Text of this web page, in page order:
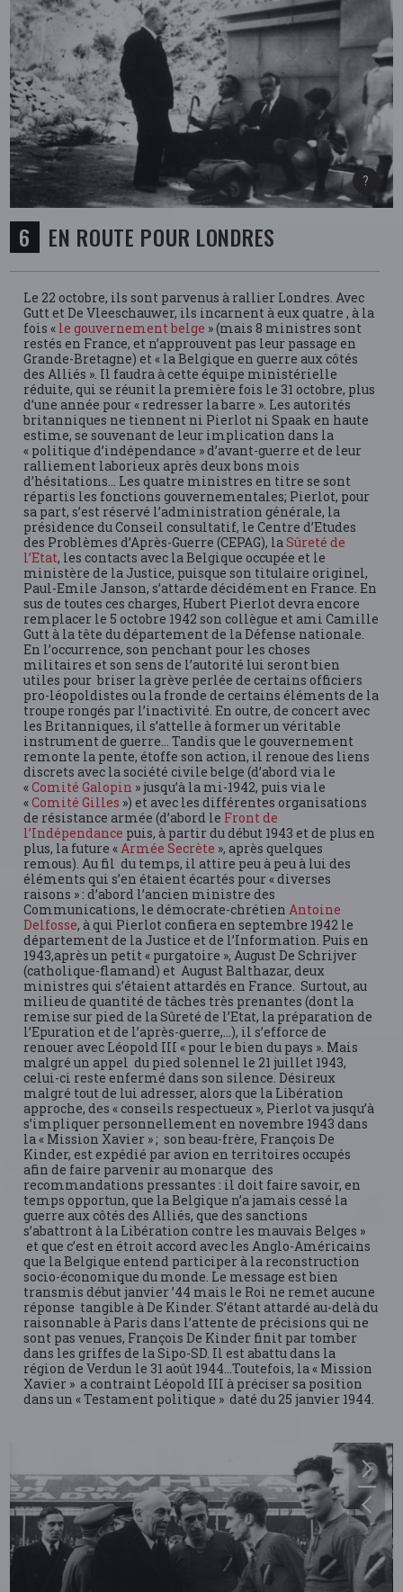
EN ROUTE POUR LONDRES
Le 22 octobre, ils sont parvenus à rallier Londres. Avec
Gutt et De Vleeschauwer, ils incarnent à eux quatre , à la
fois « le gouvernement belge » (mais 8 ministres sont
restés en France, et n’approuvent pas leur passage en
Grande-Bretagne) et « la Belgique en guerre aux côtés
des Alliés ». Il faudra à cette équipe ministérielle
réduite, qui se réunit la première fois le 31 octobre, plus
d’une année pour « redresser la barre ». Les autorités
britanniques ne tiennent ni Pierlot ni Spaak en haute
estime, se souvenant de leur implication dans la
« politique d’indépendance » d’avant-guerre et de leur
ralliement laborieux après deux bons mois
d’hésitations… Les quatre ministres en titre se sont
répartis les fonctions gouvernementales; Pierlot, pour
sa part, s’est réservé l’administration générale, la
présidence du Conseil consultatif, le Centre d’Etudes
des Problèmes d’Après-Guerre (CEPAG), laSûreté de
l’Etat, les contacts avec la Belgique occupée et le
ministère de la Justice, puisque son titulaire originel,
Paul-Emile Janson, s’attarde décidément en France. En
sus de toutes ces charges, Hubert Pierlot devra encore
remplacer le 5 octobre 1942 son collègue et ami Camille
Gutt à la tête du département de la Défense nationale.
En l’occurrence, son penchant pour les choses
militaires et son sens de l’autorité lui seront bien
utiles pour briser la grève perlée de certains officiers
pro-léopoldistes ou la fronde de certains éléments de la
troupe rongés par l’inactivité. En outre, de concert avec
les Britanniques, il s’attelle à former un véritable
instrument de guerre… Tandis que le gouvernement
remonte la pente, étoffe son action, il renoue des liens
discrets avec la société civile belge (d’abord via le
«Comité Galopin » jusqu’à la mi-1942, puis via le
«Comité Gilles ») et avec les différentes organisations
de résistance armée (d’abord le Front de
l’Indépendance puis, à partir du début 1943 et de plus en
plus, la future «Armée Secrète », après quelques
remous). Au fil du temps, il attire peu à peu à lui des
éléments qui s’en étaient écartés pour « diverses
raisons » : d’abord l’ancien ministre des
Communications, le démocrate-chrétienAntoine
Delfosse, à qui Pierlot confiera en septembre 1942 le
département de la Justice et de l’Information. Puis en
1943,après un petit « purgatoire », August De Schrijver
(catholique-flamand) et August Balthazar, deux
ministres qui s’étaient attardés en France. Surtout, au
milieu de quantité de tâches très prenantes (dont la
remise sur pied de la Sûreté de l’Etat, la préparation de
l’Epuration et de l’après-guerre,…), il s’efforce de
renouer avec Léopold III « pour le bien du pays ». Mais
malgré un appel du pied solennel le 21 juillet 1943,
celui-ci reste enfermé dans son silence. Désireux
malgré tout de lui adresser, alors que la Libération
approche, des « conseils respectueux », Pierlot va jusqu’à
s’impliquer personnellement en novembre 1943 dans
la « Mission Xavier » ; son beau-frère, François De
Kinder, est expédié par avion en territoires occupés
afin de faire parvenir au monarque des
recommandations pressantes : il doit faire savoir, en
temps opportun, que la Belgique n’a jamais cessé la
guerre aux côtés des Alliés, que des sanctions
s’abattront à la Libération contre les mauvais Belges »
et que c’est en étroit accord avec les Anglo-Américains
que la Belgique entend participer à la reconstruction
socio-économique du monde. Le message est bien
transmis début janvier ’44 mais le Roi ne remet aucune
réponse tangible à De Kinder. S’étant attardé au-delà du
raisonnable à Paris dans l’attente de précisions qui ne
sont pas venues, François De Kinder finit par tomber
dans les griffes de la Sipo-SD. Il est abattu dans la
région de Verdun le 31 août 1944…Toutefois, la « Mission
Xavier » a contraint Léopold III à préciser sa position
dans un « Testament politique » daté du 25 janvier 1944.